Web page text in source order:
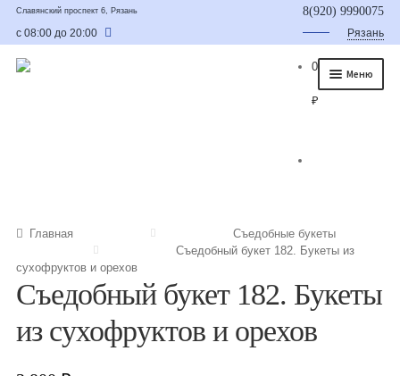
Славянский проспект 6, Рязань
с 08:00 до 20:00
8(920) 9990075
Рязань
Меню
Букет для мужчины
Букет из фруктов и овощей
Сладкие букеты из конфет
0
₽
Главная
Съедобные букеты
Съедобный букет 182. Букеты из
сухофруктов и орехов
Съедобный букет 182. Букеты
из сухофруктов и орехов